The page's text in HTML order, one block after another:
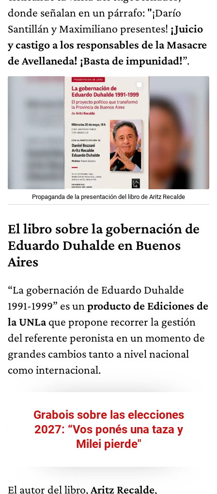
donde señalan en un párrafo: "¡Darío
Santillán y Maximiliano presentes! ¡Juicio
y castigo a los responsables de la Masacre
de Avellaneda! ¡Basta de impunidad!”.
Propaganda de la presentación del libro de Aritz Recalde
El libro sobre la gobernación de
Eduardo Duhalde en Buenos
Aires
“La gobernación de Eduardo Duhalde
1991-1999” es un producto de Ediciones de
la UNLaque propone recorrer la gestión
del referente peronista en un momento de
grandes cambios tanto a nivel nacional
como internacional.
Grabois sobre las elecciones
2027: “Vos ponés una taza y
Milei pierde"
El autor del libro,Aritz Recalde,